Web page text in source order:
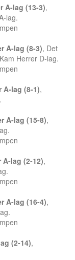
A-lag (13-3),
lag.
A-lag (8-3), Det
Herrer D-lag.
A-lag (8-1),
A-lag (15-8),
A-lag (2-12),
A-lag (16-4),
(2-14),